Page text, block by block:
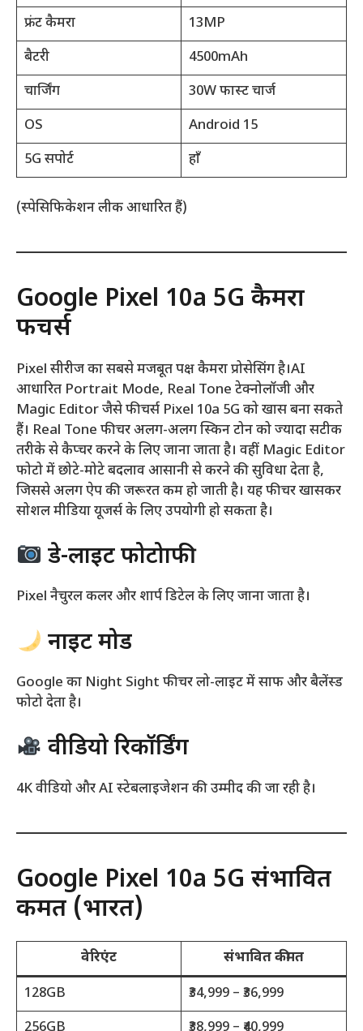
फ्रंट कैमरा
13MP
बैटरी
4500mAh
चार्जिंग
30W फास्ट चार्ज
OS
Android 15
5G सपोर्ट
हाँ
(स्पेसिफिकेशन लीक आधारित हैं)
Google Pixel 10a 5G कैमरा
फीचर्स
Pixel सीरीज का सबसे मजबूत पक्ष कैमरा प्रोसेसिंग है।AI
आधारित Portrait Mode, Real Tone टेक्नोलॉजी और
Magic Editor जैसे फीचर्स Pixel 10a 5G को खास बना सकते
हैं। Real Tone फीचर अलग-अलग स्किन टोन को ज्यादा सटीक
तरीके से कैप्चर करने के लिए जाना जाता है। वहीं Magic Editor
फोटो में छोटे-मोटे बदलाव आसानी से करने की सुविधा देता है,
जिससे अलग ऐप की जरूरत कम हो जाती है। यह फीचर खासकर
सोशल मीडिया यूजर्स के लिए उपयोगी हो सकता है।
डे-लाइट फोटोग्राफी
Pixel नैचुरल कलर और शार्प डिटेल के लिए जाना जाता है।
नाइट मोड
Google का Night Sight फीचर लो-लाइट में साफ और बैलेंस्ड
फोटो देता है।
वीडियो रिकॉर्डिंग
4K वीडियो और AI स्टेबलाइजेशन की उम्मीद की जा रही है।
Google Pixel 10a 5G संभावित
कीमत (भारत)
वेरिएंट
संभावित कीमत
128GB
₹34,999 – ₹36,999